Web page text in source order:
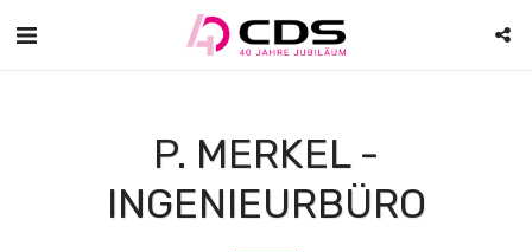
P. MERKEL -
INGENIEURBÜRO